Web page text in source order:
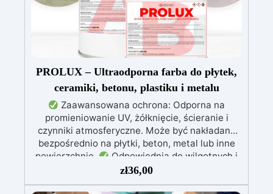
PROLUX – Ultraodporna farba do płytek,
ceramiki, betonu, plastiku i metalu
Zaawansowana ochrona: Odporna na
promieniowanie UV, żółknięcie, ścieranie i
czynniki atmosferyczne. Może być nakładana
bezpośrednio na płytki, beton, metal lub inne
powierzchnie.
Odpowiednia do wilgotnych i
intensywnie użytkowanych miejsc: Specjalna
formuła, idealna do środowisk wymagających
zł36,00